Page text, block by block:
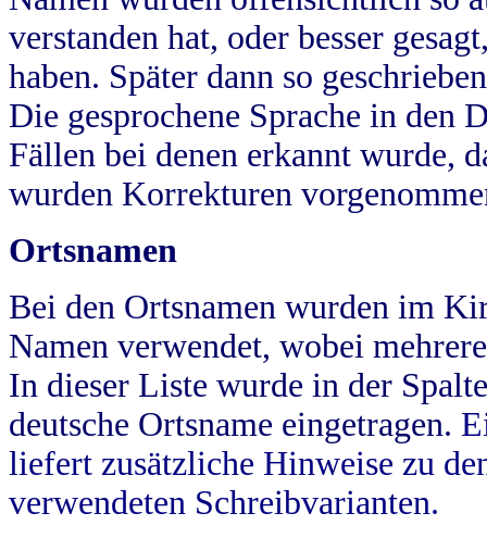
verstanden hat, oder besser
haben. Später dann so
Die gesprochene Sprache in
Fällen bei denen erkannt wurde,
wurden Korrekturen
Ortsnamen
Bei den Ortsnamen wurden im
Namen verwendet, wobei
In dieser Liste wurde in der
deutsche Ortsname eingetragen.
liefert zusätzliche Hinweise zu
verwendeten Schreibvarianten.